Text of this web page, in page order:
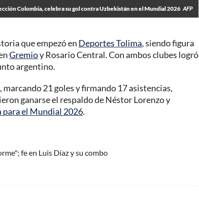
Colombia, celebra su gol contra Uzbekistán en el Mundial 2026 AFP
que empezó en Deportes Tolima, siendo figura
Gremioy Rosario Central. Con ambos clubes logró
argentino.
21 goles y firmando 17 asistencias,
ganarse el respaldo de Néstor Lorenzo y
para el Mundial 2026.
fe en Luis Díaz y su combo